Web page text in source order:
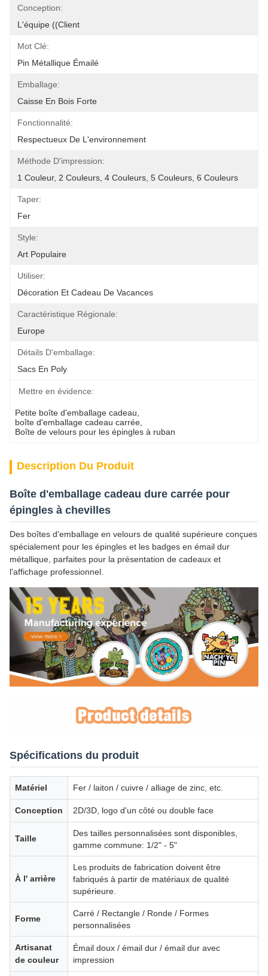
Conception:
L'équipe ((Client
Mot Clé:
Pin Métallique Émailé
Emballage:
Caisse En Bois Forte
Fonctionnalité:
Respectueux De L'environnement
Méthode D'impression:
1 Couleur, 2 Couleurs, 4 Couleurs, 5 Couleurs, 6 Couleurs
Taper:
Fer
Style:
Art Populaire
Utiliser:
Décoration Et Cadeau De Vacances
Caractéristique Régionale:
Europe
Détails D'emballage:
Sacs En Poly
Mettre en évidence:
Petite boîte d'emballage cadeau
boîte d'emballage cadeau carrée
Boîte de velours pour les épingles à ruban
Description Du Produit
Boîte d'emballage cadeau dure carrée pour
épingles à chevilles
Des boîtes d'emballage en velours de qualité supérieure conçues
spécialement pour les épingles et les badges en émail dur
métallique, parfaites pour la présentation de cadeaux et
l'affichage professionnel.
Spécifications du produit
Matériel Fer / laiton / cuivre / alliage de zinc, etc.
Conception 2D/3D, logo d'un côté ou double face
Taille
Des tailles personnalisées sont disponibles,
gamme commune: 1/2" - 5"
À l' arrière
Les produits de fabrication doivent être
fabriqués à partir de matériaux de qualité
supérieure.
Forme
Carré / Rectangle / Ronde / Formes
personnalisées
Artisanat
de couleur
Émail doux / émail dur / émail dur avec
impression